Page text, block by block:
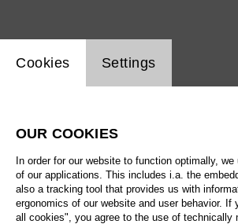
All artistic fields
All locations
All features
Website cookie setting
Cookies Settings
OUR COOKIES
In order for our website to function optimally,
of our applications. This includes i.a. the
also a tracking tool that provides us with
ergonomics of our website and user behavior.
all cookies", you agree to the use of technically